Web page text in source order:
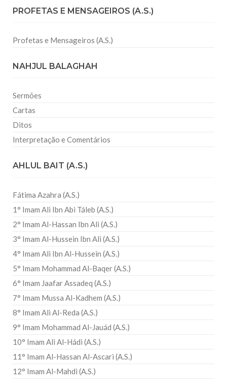
PROFETAS E MENSAGEIROS (A.S.)
Profetas e Mensageiros (A.S.)
NAHJUL BALAGHAH
Sermões
Cartas
Ditos
Interpretação e Comentários
AHLUL BAIT (A.S.)
Fátima Azahra (A.S.)
1° Imam Ali Ibn Abi Táleb (A.S.)
2° Imam Al-Hassan Ibn Ali (A.S.)
3° Imam Al-Hussein Ibn Ali (A.S.)
4° Imam Ali Ibn Al-Hussein (A.S.)
5° Imam Mohammad Al-Baqer (A.S.)
6° Imam Jaafar Assadeq (A.S.)
7° Imam Mussa Al-Kadhem (A.S.)
8° Imam Ali Al-Reda (A.S.)
9° Imam Mohammad Al-Jauád (A.S.)
10° Imam Ali Al-Hádi (A.S.)
11° Imam Al-Hassan Al-Ascari (A.S.)
12° Imam Al-Mahdi (A.S.)